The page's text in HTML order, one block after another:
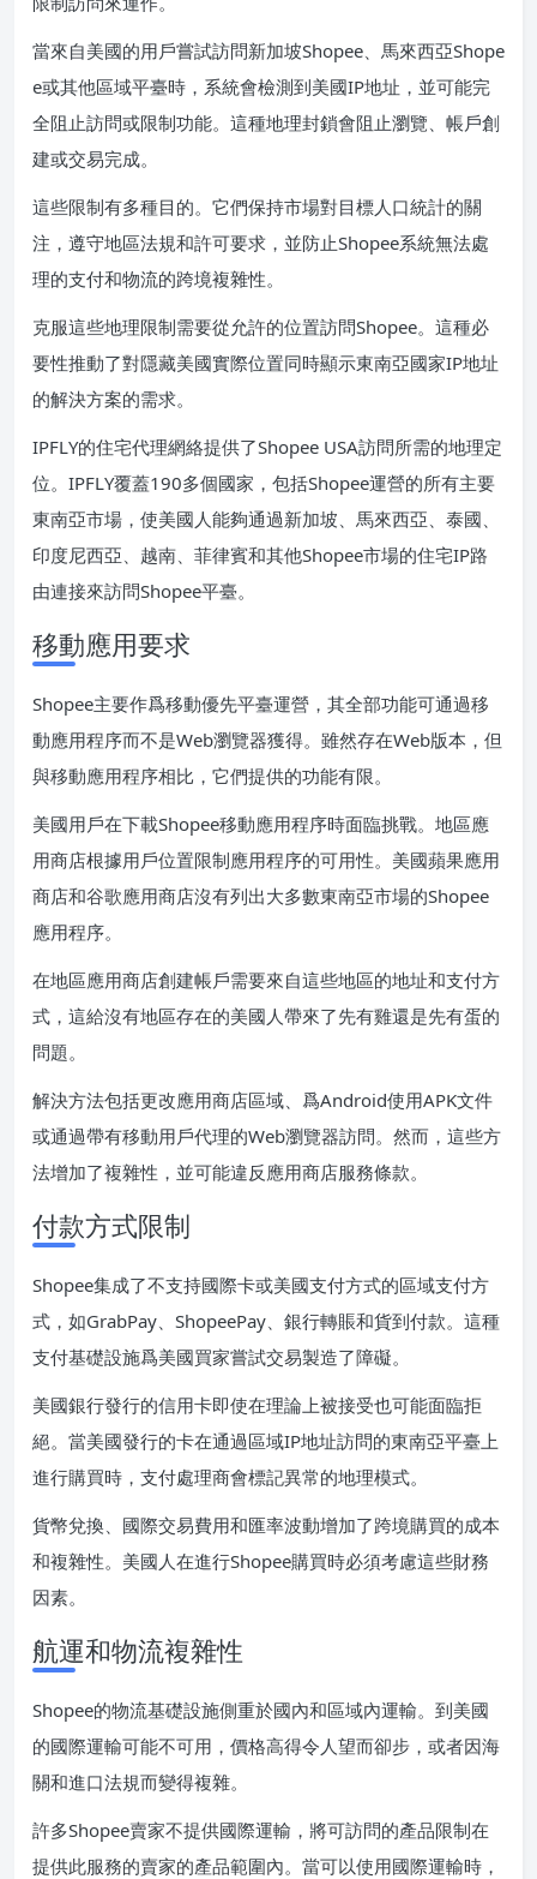
當來自美國的用戶嘗試訪問新加坡Shopee、馬來西亞Shope
e或其他區域平臺時，系統會檢測到美國IP地址，並可能完
全阻止訪問或限制功能。這種地理封鎖會阻止瀏覽、帳戶創
建或交易完成。
這些限制有多種目的。它們保持市場對目標人口統計的關
注，遵守地區法規和許可要求，並防止Shopee系統無法處
理的支付和物流的跨境複雜性。
克服這些地理限制需要從允許的位置訪問Shopee。這種必
要性推動了對隱藏美國實際位置同時顯示東南亞國家IP地址
的解決方案的需求。
IPFLY的住宅代理網絡提供了Shopee USA訪問所需的地理定
位。IPFLY覆蓋190多個國家，包括Shopee運營的所有主要
東南亞市場，使美國人能夠通過新加坡、馬來西亞、泰國、
印度尼西亞、越南、菲律賓和其他Shopee市場的住宅IP路
由連接來訪問Shopee平臺。
移動應用要求
Shopee主要作爲移動優先平臺運營，其全部功能可通過移
動應用程序而不是Web瀏覽器獲得。雖然存在Web版本，但
與移動應用程序相比，它們提供的功能有限。
美國用戶在下載Shopee移動應用程序時面臨挑戰。地區應
用商店根據用戶位置限制應用程序的可用性。美國蘋果應用
商店和谷歌應用商店沒有列出大多數東南亞市場的Shopee
應用程序。
在地區應用商店創建帳戶需要來自這些地區的地址和支付方
式，這給沒有地區存在的美國人帶來了先有雞還是先有蛋的
問題。
解決方法包括更改應用商店區域、爲Android使用APK文件
或通過帶有移動用戶代理的Web瀏覽器訪問。然而，這些方
法增加了複雜性，並可能違反應用商店服務條款。
付款方式限制
Shopee集成了不支持國際卡或美國支付方式的區域支付方
式，如GrabPay、ShopeePay、銀行轉賬和貨到付款。這種
支付基礎設施爲美國買家嘗試交易製造了障礙。
美國銀行發行的信用卡即使在理論上被接受也可能面臨拒
絕。當美國發行的卡在通過區域IP地址訪問的東南亞平臺上
進行購買時，支付處理商會標記異常的地理模式。
貨幣兌換、國際交易費用和匯率波動增加了跨境購買的成本
和複雜性。美國人在進行Shopee購買時必須考慮這些財務
因素。
航運和物流複雜性
Shopee的物流基礎設施側重於國內和區域內運輸。到美國
的國際運輸可能不可用，價格高得令人望而卻步，或者因海
關和進口法規而變得複雜。
許多Shopee賣家不提供國際運輸，將可訪問的產品限制在
提供此服務的賣家的產品範圍內。當可以使用國際運輸時，